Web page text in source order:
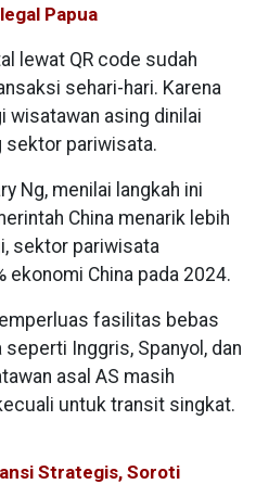
Papua
lewat QR code sudah
sehari-hari. Karena
wisatawan asing dinilai
sektor pariwisata.
Ng, menilai langkah ini
China menarik lebih
sektor pariwisata
ekonomi China pada 2024.
fasilitas bebas
Inggris, Spanyol, dan
asal AS masih
untuk transit singkat.
Strategis, Soroti